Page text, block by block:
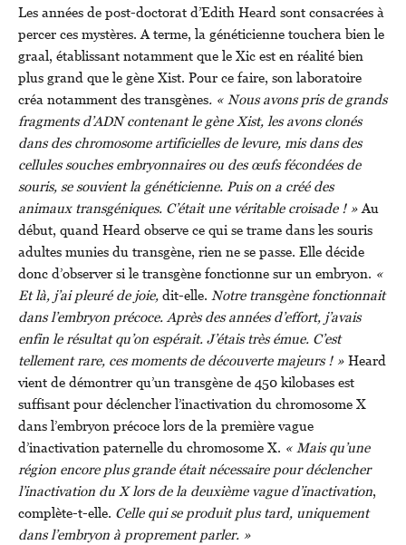
Les années de post-doctorat d’Edith Heard sont consacrées à
percer ces mystères. A terme, la généticienne touchera bien le
graal, établissant notamment que le Xic est en réalité bien
plus grand que le gène Xist. Pour ce faire, son laboratoire
créa notamment des transgènes. « Nous avons pris de grands
fragments d’ADN contenant le gène Xist, les avons clonés
dans des chromosome artificielles de levure, mis dans des
cellules souches embryonnaires ou des œufs fécondées de
souris, se souvient la généticienne. Puis on a créé des
animaux transgéniques. C’était une véritable croisade ! »Au
début, quand Heard observe ce qui se trame dans les souris
adultes munies du transgène, rien ne se passe. Elle décide
donc d’observer si le transgène fonctionne sur un embryon. «
Et là, j’ai pleuré de joie,dit-elle. Notre transgène fonctionnait
dans l’embryon précoce. Après des années d’effort, j’avais
enfin le résultat qu’on espérait. J’étais très émue. C’est
tellement rare, ces moments de découverte majeurs ! »Heard
vient de démontrer qu’un transgène de 450 kilobases est
suffisant pour déclencher l’inactivation du chromosome X
dans l’embryon précoce lors de la première vague
d’inactivation paternelle du chromosome X. « Mais qu’une
région encore plus grande était nécessaire pour déclencher
l’inactivation du X lors de la deuxième vague d’inactivation,
complète-t-elle. Celle qui se produit plus tard, uniquement
dans l’embryon à proprement parler. »